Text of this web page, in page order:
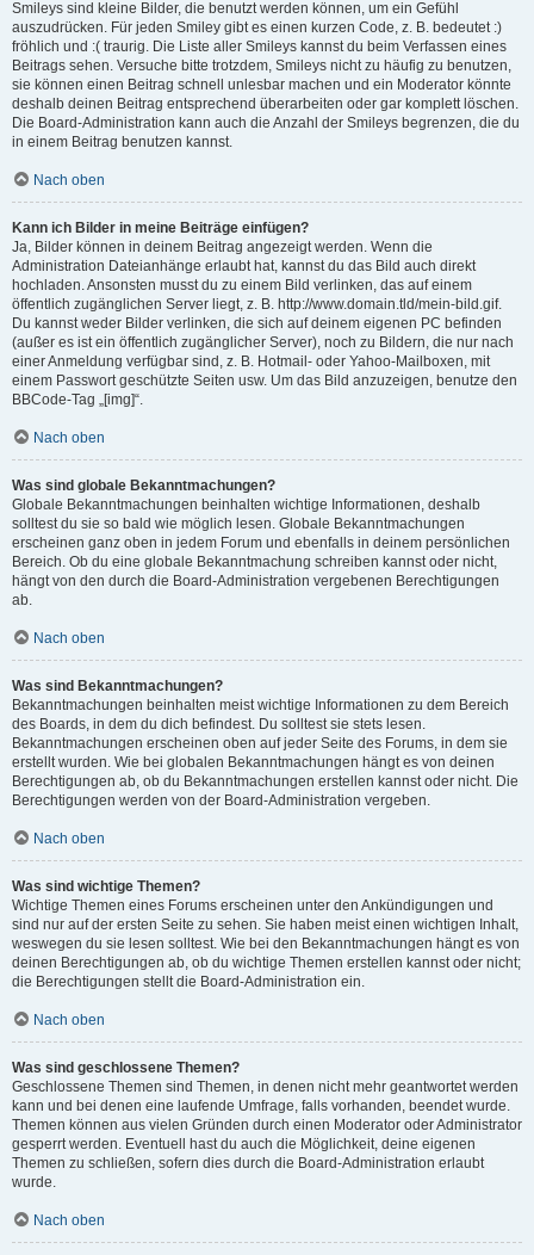
Smileys sind kleine Bilder, die benutzt werden können, um ein Gefühl
auszudrücken. Für jeden Smiley gibt es einen kurzen Code, z. B. bedeutet :)
fröhlich und :( traurig. Die Liste aller Smileys kannst du beim Verfassen eines
Beitrags sehen. Versuche bitte trotzdem, Smileys nicht zu häufig zu benutzen,
sie können einen Beitrag schnell unlesbar machen und ein Moderator könnte
deshalb deinen Beitrag entsprechend überarbeiten oder gar komplett löschen.
Die Board-Administration kann auch die Anzahl der Smileys begrenzen, die du
in einem Beitrag benutzen kannst.
Nach oben
Kann ich Bilder in meine Beiträge einfügen?
Ja, Bilder können in deinem Beitrag angezeigt werden. Wenn die
Administration Dateianhänge erlaubt hat, kannst du das Bild auch direkt
hochladen. Ansonsten musst du zu einem Bild verlinken, das auf einem
öffentlich zugänglichen Server liegt, z. B. http://www.domain.tld/mein-bild.gif.
Du kannst weder Bilder verlinken, die sich auf deinem eigenen PC befinden
(außer es ist ein öffentlich zugänglicher Server), noch zu Bildern, die nur nach
einer Anmeldung verfügbar sind, z. B. Hotmail- oder Yahoo-Mailboxen, mit
einem Passwort geschützte Seiten usw. Um das Bild anzuzeigen, benutze den
BBCode-Tag „[img]“.
Nach oben
Was sind globale Bekanntmachungen?
Globale Bekanntmachungen beinhalten wichtige Informationen, deshalb
solltest du sie so bald wie möglich lesen. Globale Bekanntmachungen
erscheinen ganz oben in jedem Forum und ebenfalls in deinem persönlichen
Bereich. Ob du eine globale Bekanntmachung schreiben kannst oder nicht,
hängt von den durch die Board-Administration vergebenen Berechtigungen
ab.
Nach oben
Was sind Bekanntmachungen?
Bekanntmachungen beinhalten meist wichtige Informationen zu dem Bereich
des Boards, in dem du dich befindest. Du solltest sie stets lesen.
Bekanntmachungen erscheinen oben auf jeder Seite des Forums, in dem sie
erstellt wurden. Wie bei globalen Bekanntmachungen hängt es von deinen
Berechtigungen ab, ob du Bekanntmachungen erstellen kannst oder nicht. Die
Berechtigungen werden von der Board-Administration vergeben.
Nach oben
Was sind wichtige Themen?
Wichtige Themen eines Forums erscheinen unter den Ankündigungen und
sind nur auf der ersten Seite zu sehen. Sie haben meist einen wichtigen Inhalt,
weswegen du sie lesen solltest. Wie bei den Bekanntmachungen hängt es von
deinen Berechtigungen ab, ob du wichtige Themen erstellen kannst oder nicht;
die Berechtigungen stellt die Board-Administration ein.
Nach oben
Was sind geschlossene Themen?
Geschlossene Themen sind Themen, in denen nicht mehr geantwortet werden
kann und bei denen eine laufende Umfrage, falls vorhanden, beendet wurde.
Themen können aus vielen Gründen durch einen Moderator oder Administrator
gesperrt werden. Eventuell hast du auch die Möglichkeit, deine eigenen
Themen zu schließen, sofern dies durch die Board-Administration erlaubt
wurde.
Nach oben